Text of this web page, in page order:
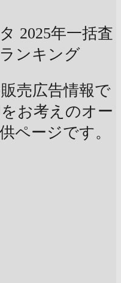
2025年一括査
ンキング
売広告情報で
お考えのオー
ページです。